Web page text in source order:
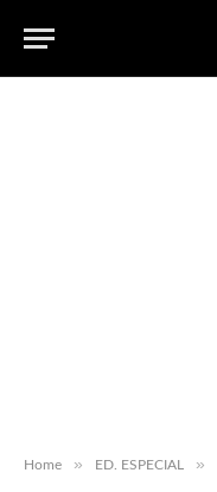
Home » ED. ESPECIAL »